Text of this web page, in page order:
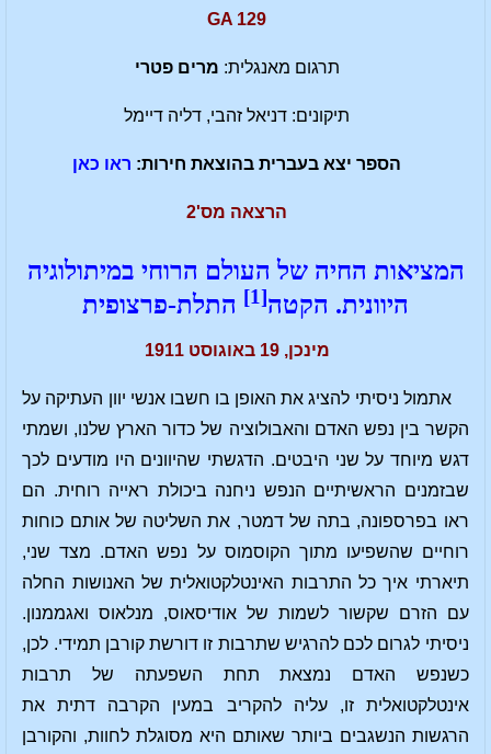
GA 129
תרגום מאנגלית: מרים פטרי
תיקונים: דניאל זהבי, דליה דיימל
הספר יצא בעברית בהוצאת חירות: ראו כאן
הרצאה מס'2
המציאות החיה של העולם הרוחי במיתולוגיה
היוונית. הקטה[1] התלת-פרצופית
מינכן, 19 באוגוסט 1911
אתמול ניסיתי להציג את האופן בו חשבו אנשי יוון העתיקה על
הקשר בין נפש האדם והאבולוציה של כדור הארץ שלנו, ושמתי
דגש מיוחד על שני היבטים. הדגשתי שהיוונים היו מודעים לכך
שבזמנים הראשיתיים הנפש ניחנה ביכולת ראייה רוחית. הם
ראו בפרספונה, בתה של דמטר, את השליטה של אותם כוחות
רוחיים שהשפיעו מתוך הקוסמוס על נפש האדם. מצד שני,
תיארתי איך כל התרבות האינטלקטואלית של האנושות החלה
עם הזרם שקשור לשמות של אודיסאוס, מנלאוס ואגממנון.
ניסיתי לגרום לכם להרגיש שתרבות זו דורשת קורבן תמידי. לכן,
כשנפש האדם נמצאת תחת השפעתה של תרבות
אינטלקטואלית זו, עליה להקריב במעין הקרבה דתית את
הרגשות הנשגבים ביותר שאותם היא מסוגלת לחוות, והקורבן